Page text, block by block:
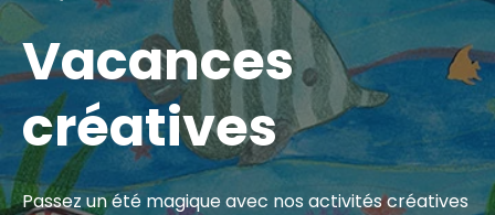
Vacances
créatives
Passez un été magique avec nos activités créatives